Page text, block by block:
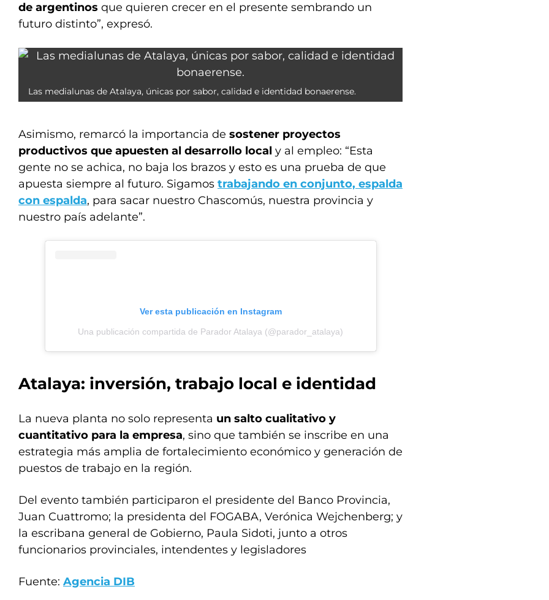
de argentinos que quieren crecer en el presente sembrando un
futuro distinto”, expresó.
Las medialunas de Atalaya, únicas por sabor, calidad e identidad bonaerense.
Asimismo, remarcó la importancia de sostener proyectos
productivos que apuesten al desarrollo local y al empleo: “Esta
gente no se achica, no baja los brazos y esto es una prueba de que
apuesta siempre al futuro. Sigamos trabajando en conjunto, espalda
con espalda, para sacar nuestro Chascomús, nuestra provincia y
nuestro país adelante”.
Ver esta publicación en Instagram
Una publicación compartida de Parador Atalaya (@parador_atalaya)
Atalaya: inversión, trabajo local e identidad
La nueva planta no solo representa un salto cualitativo y
cuantitativo para la empresa, sino que también se inscribe en una
estrategia más amplia de fortalecimiento económico y generación de
puestos de trabajo en la región.
Del evento también participaron el presidente del Banco Provincia,
Juan Cuattromo; la presidenta del FOGABA, Verónica Wejchenberg; y
la escribana general de Gobierno, Paula Sidoti, junto a otros
funcionarios provinciales, intendentes y legisladores
Fuente: Agencia DIB